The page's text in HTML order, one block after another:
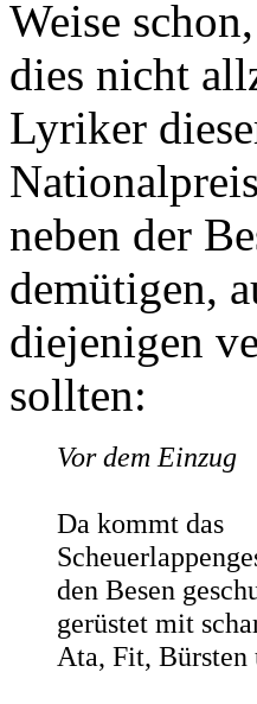
Weise
dies nicht
Lyriker
neben der
demütigen,
diejenigen
sollten:
Vor dem Einzug
Da kommt das
den Besen
gerüstet mit
Ata, Fit, Bürsten